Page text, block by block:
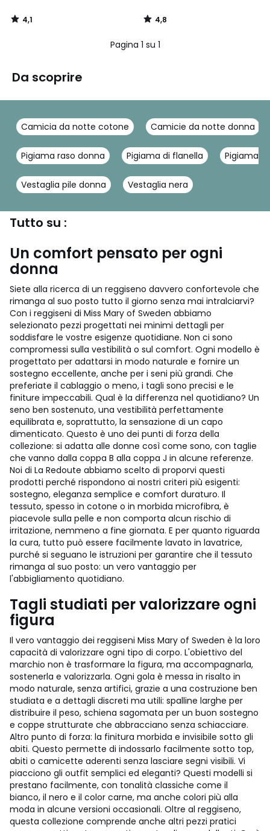
4,1
/
4,8
/
Pagina 1 su 1
Da scoprire
Camicia da notte cotone Camicie da notte donna
Pigiama raso donna Pigiama di flanella Pigiama
Vestaglia pile donna Vestaglia nera
Tutto su :
Un comfort pensato per ogni
donna
Siete alla ricerca di un reggiseno davvero confortevole che
rimanga al suo posto tutto il giorno senza mai intralciarvi?
Con i reggiseni di Miss Mary of Sweden abbiamo
selezionato pezzi progettati nei minimi dettagli per
soddisfare le vostre esigenze quotidiane. Non ci sono
compromessi sulla vestibilità o sul comfort. Ogni modello è
progettato per adattarsi in modo naturale e fornire un
sostegno eccellente, anche per i seni più grandi. Che
preferiate il cablaggio o meno, i tagli sono precisi e le
finiture impeccabili. Qual è la differenza nel quotidiano? Un
seno ben sostenuto, una vestibilità perfettamente
equilibrata e, soprattutto, la sensazione di un capo
dimenticato. Questo è uno dei punti di forza della
collezione: si adatta alle donne così come sono, con taglie
che vanno dalla coppa B alla coppa J in alcune referenze.
Noi di La Redoute abbiamo scelto di proporvi questi
prodotti perché rispondono ai nostri criteri più esigenti:
sostegno, eleganza semplice e comfort duraturo. Il
tessuto, spesso in cotone o in morbida microfibra, è
piacevole sulla pelle e non comporta alcun rischio di
irritazione, nemmeno a fine giornata. E per quanto riguarda
la cura, tutto può essere facilmente lavato in lavatrice,
purché si seguano le istruzioni per garantire che il tessuto
rimanga al suo posto: un vero vantaggio per
l'abbigliamento quotidiano.
Tagli studiati per valorizzare ogni
figura
Il vero vantaggio dei reggiseni Miss Mary of Sweden è la loro
capacità di valorizzare ogni tipo di corpo. L'obiettivo del
marchio non è trasformare la figura, ma accompagnarla,
sostenerla e valorizzarla. Ogni gola è messa in risalto in
modo naturale, senza artifici, grazie a una costruzione ben
studiata e a dettagli discreti ma utili: spalline larghe per
distribuire il peso, schiena sagomata per un buon sostegno
e coppe strutturate che abbracciano senza schiacciare.
Altro punto di forza: la finitura morbida e invisibile sotto gli
abiti. Questo permette di indossarlo facilmente sotto top,
abiti o camicette aderenti senza lasciare segni visibili. Vi
piacciono gli outfit semplici ed eleganti? Questi modelli si
prestano facilmente, con tonalità classiche come il
bianco, il nero e il color carne, ma anche colori più alla
moda in alcune versioni occasionali. Oltre al reggiseno,
questa collezione comprende anche altri pezzi pratici